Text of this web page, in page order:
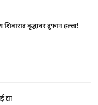
वृद्धावर तुफान हल्ला!
द्या